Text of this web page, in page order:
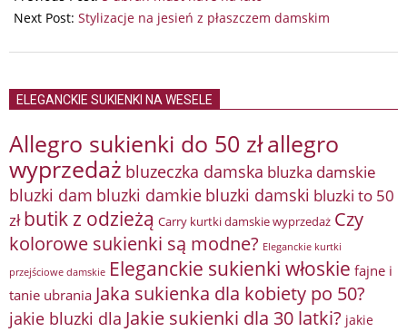
13
Next Post: Stylizacje na jesień z płaszczem damskim
ELEGANCKIE SUKIENKI NA WESELE
Allegro sukienki do 50 złallegro
wyprzedaż bluzeczka damska bluzka damskie
bluzki dam bluzki damkie bluzki damski bluzki to 50
zł butik z odzieżą Carry kurtki damskie wyprzedaż Czy
kolorowe sukienki są modne? Eleganckie kurtki
przejściowe damskie Eleganckie sukienki włoskie fajne i
tanie ubrania Jaka sukienka dla kobiety po 50?
jakie bluzki dla Jakie sukienki dla 30 latki? jakie